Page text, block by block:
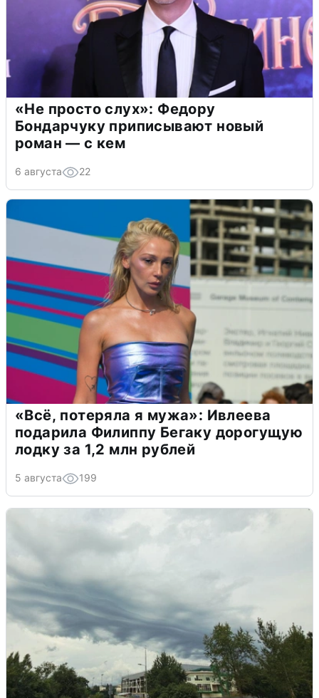
«Не просто слух»: Федору
Бондарчуку приписывают новый
роман — с кем
6 августа 22
«Всё, потеряла я мужа»: Ивлеева
подарила Филиппу Бегаку дорогущую
лодку за 1,2 млн рублей
5 августа 199